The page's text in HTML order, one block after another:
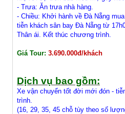
- Trưa: Ăn trưa nhà hàng.
- Chiều: Khởi hành về Đà Nẵng
tiễn khách sân bay Đà Nẵng từ
Thân ái. Kết thúc chương trình.
Giá Tour: 3.690.000đ/khách
Dịch vụ bao gồm:
Xe vận chuyển tốt đời mới đón -
trình.
(16, 29, 35, 45 chỗ tùy theo số